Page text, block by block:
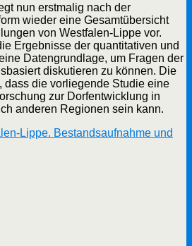
nun erstmalig nach der
wieder eine Gesamtübersicht
von Westfalen-Lippe vor.
Ergebnisse der quantitativen und
Datengrundlage, um Fragen der
diskutieren zu können. Die
dass die vorliegende Studie eine
zur Dorfentwicklung in
anderen Regionen sein kann.
Lippe. Bestandsaufnahme und